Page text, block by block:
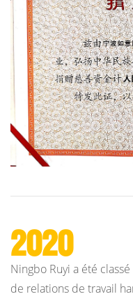
2020
Ningbo Ruyi a été
de relations de travail